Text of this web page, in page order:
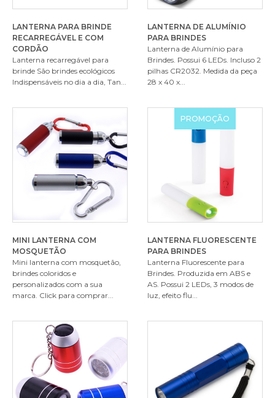
LANTERNA PARA BRINDE
RECARREGÁVEL E COM
CORDÃO
Lanterna recarregável para
brinde São brindes ecológicos
Indispensáveis no dia a dia, Tan...
LANTERNA DE ALUMÍNIO
PARA BRINDES
Lanterna de Alumínio para
Brindes. Possui 6 LEDs. Incluso 2
pilhas CR2032. Medida da peça
28 x 40 x...
MINI LANTERNA COM
MOSQUETÃO
Mini lanterna com mosquetão,
brindes coloridos e
personalizados com a sua
marca. Click para comprar...
PROMOÇÃO
LANTERNA FLUORESCENTE
PARA BRINDES
Lanterna Fluorescente para
Brindes. Produzida em ABS e
AS. Possui 2 LEDs, 3 modos de
luz, efeito flu...